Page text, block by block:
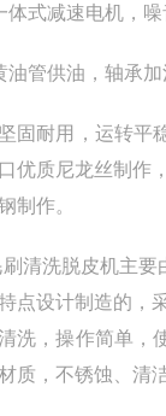
体式减速电机，噪
油管供油，轴承加
固耐用，运转平
优质尼龙丝制作
制作。
洗脱皮机主要由
点设计制造的，
洗，操作简单，
质，不锈蚀、清